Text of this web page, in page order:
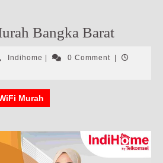
Bangka Barat
Indihome Indihome0 Comment
Murah